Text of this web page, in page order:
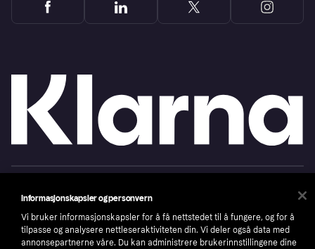
rights reserved. Klarna Bank AB (publ). Sveavägen 46, 111 34 Stockholm. Organization
number: 556737-0431
CookiesKlarna.com
Informasjonskapsler og personvern
Vi bruker informasjonskapsler for å få nettstedet til å fungere, og for å
tilpasse og analysere nettleseraktiviteten din. Vi deler også data med
annonsepartnerne våre. Du kan administrere brukerinnstillingene dine